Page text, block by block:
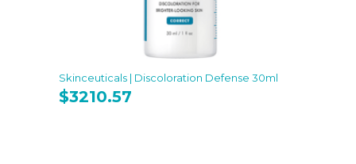
Skinceuticals | Discoloration Defense 30ml
$3210.57